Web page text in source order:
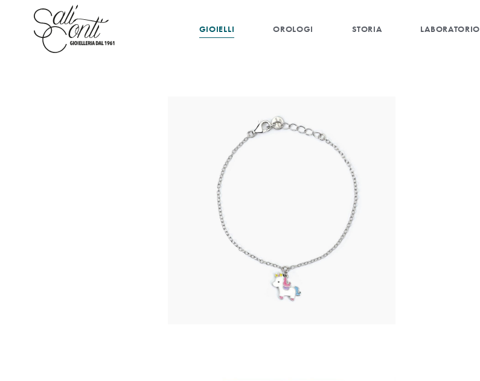
GIOIELLI OROLOGI STORIA LABORATORIO